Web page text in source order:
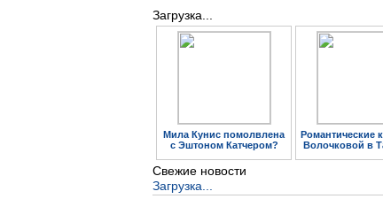
Загрузка...
Мила Кунис помолвлена
с Эштоном Катчером?
Романтические
Волочковой в
Свежие новости
Загрузка...